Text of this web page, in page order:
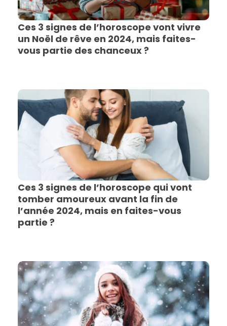
Ces 3 signes de l’horoscope vont vivre
un Noël de rêve en 2024, mais faites-
vous partie des chanceux ?
Ces 3 signes de l’horoscope qui vont
tomber amoureux avant la fin de
l’année 2024, mais en faites-vous
partie ?